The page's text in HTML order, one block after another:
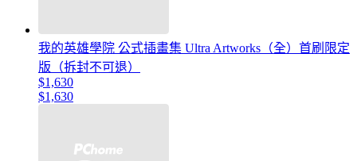
我的英雄學院 公式插畫集 Ultra Artworks（全）首刷限定
版（拆封不可退）
$1,630
$1,630